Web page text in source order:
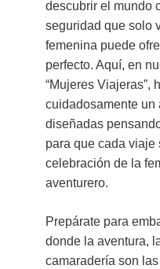
descubrir el mundo
seguridad que solo
femenina puede
perfecto. Aquí, en
“Mujeres Viajeras”,
cuidadosamente
diseñadas
para que cada viaje
celebración de la
aventurero.
Prepárate para
donde la aventura,
camaradería son